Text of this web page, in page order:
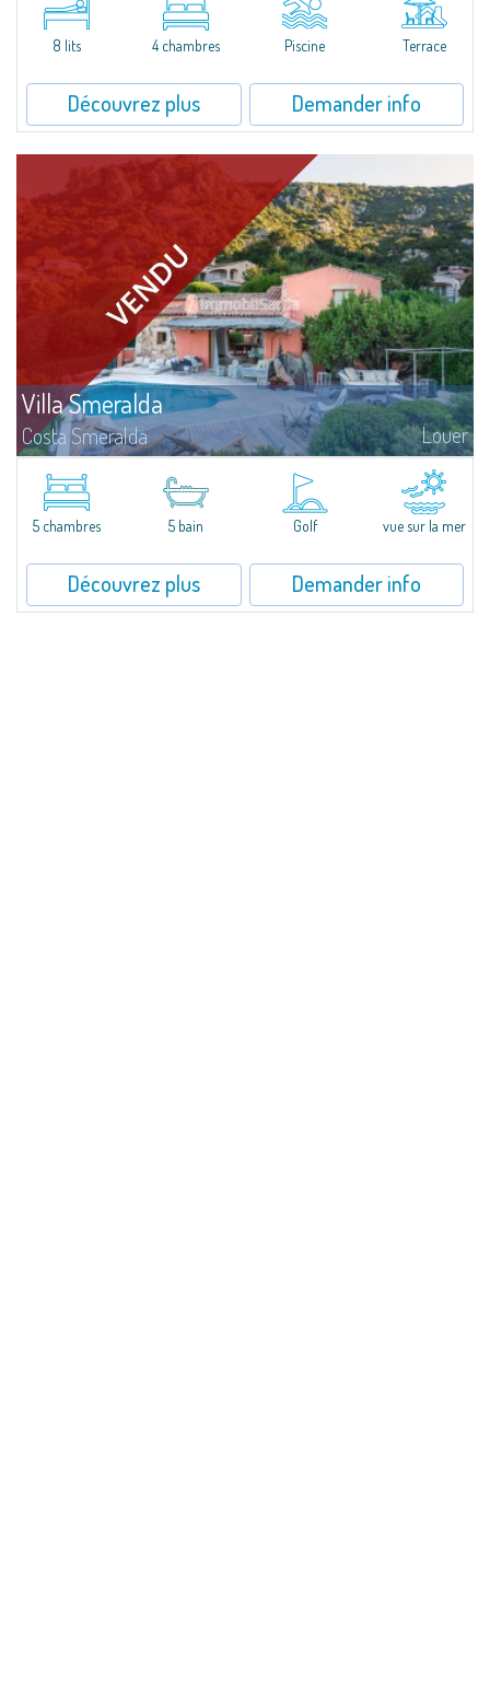
Porto RotondoIn the heart of the Cugnana hills, just a few minutes from
Porto Rotondo and the most beautiful beaches of the Costa Smeralda, we
offer...8 lits 4 chambres Piscine Terrace
Découvrez plus Demander info
Villa Smeralda
Costa Smeralda Louer
Villa Smeralda, signée par le fameux Architecte Jean-Claude Lesuisse, jouit
d'une vue mer panoramique exceptionnelle sur la baie du Pevero et sur les
collines de Pantogia. Entourée par une riche végétation...
5 chambres
5 bain Golf vue sur la mer
Découvrez plus Demander info